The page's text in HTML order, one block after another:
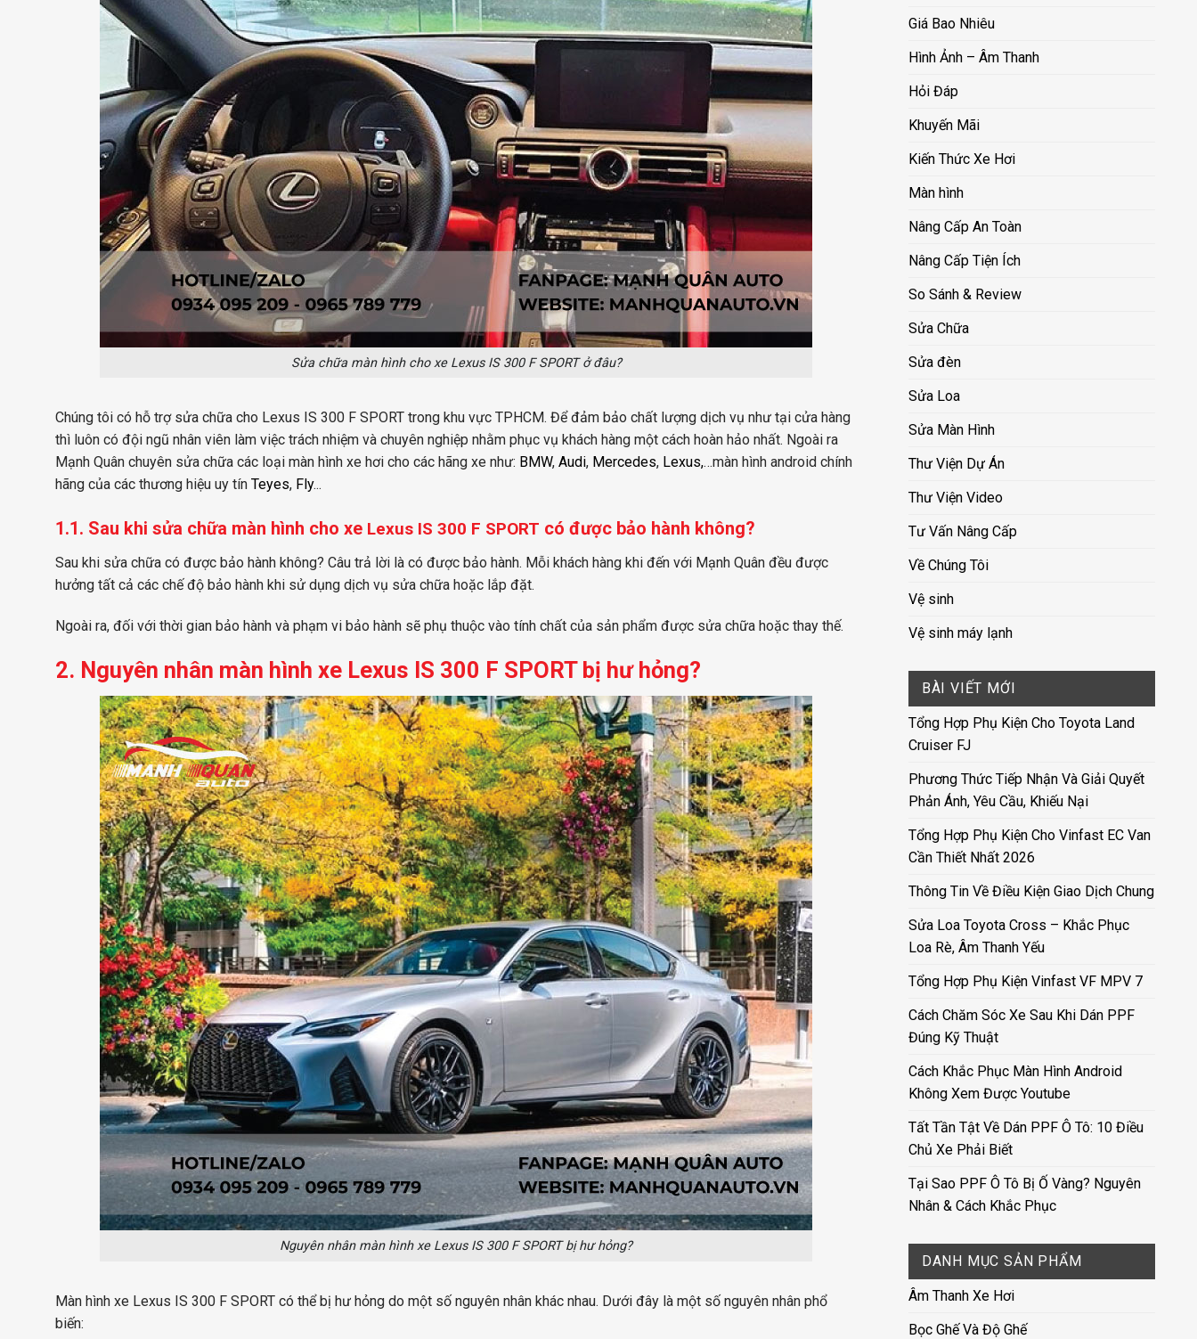
Sửa chữa màn hình cho xe Lexus IS 300 F SPORT ở đâu?
Chúng tôi có hỗ trợ sửa chữa cho Lexus IS 300 F SPORT trong khu vực TPHCM. Để đảm bảo chất lượng dịch vụ như tại cửa hàng
thì luôn có đội ngũ nhân viên làm việc trách nhiệm và chuyên nghiệp nhằm phục vụ khách hàng một cách hoàn hảo nhất. Ngoài ra
Mạnh Quân chuyên sửa chữa các loại màn hình xe hơi cho các hãng xe như: BMW, Audi, Mercedes, Lexus,…màn hình android chính
hãng của các thương hiệu uy tín Teyes, Fly...
1.1. Sau khi sửa chữa màn hình cho xe Lexus IS 300 F SPORT có được bảo hành không?
Sau khi sửa chữa có được bảo hành không? Câu trả lời là có được bảo hành. Mỗi khách hàng khi đến với Mạnh Quân đều được
hưởng tất cả các chế độ bảo hành khi sử dụng dịch vụ sửa chữa hoặc lắp đặt.
Ngoài ra, đối với thời gian bảo hành và phạm vi bảo hành sẽ phụ thuộc vào tính chất của sản phẩm được sửa chữa hoặc thay thế.
2. Nguyên nhân màn hình xe Lexus IS 300 F SPORT bị hư hỏng?
Nguyên nhân màn hình xe Lexus IS 300 F SPORT bị hư hỏng?
Màn hình xe Lexus IS 300 F SPORT có thể bị hư hỏng do một số nguyên nhân khác nhau. Dưới đây là một số nguyên nhân phổ
biến:
Giá Bao Nhiêu
Hình Ảnh – Âm Thanh
Hỏi Đáp
Khuyến Mãi
Kiến Thức Xe Hơi
Màn hình
Nâng Cấp An Toàn
Nâng Cấp Tiện Ích
So Sánh & Review
Sửa Chữa
Sửa đèn
Sửa Loa
Sửa Màn Hình
Thư Viện Dự Án
Thư Viện Video
Tư Vấn Nâng Cấp
Về Chúng Tôi
Vệ sinh
Vệ sinh máy lạnh
BÀI VIẾT MỚI
Tổng Hợp Phụ Kiện Cho Toyota Land
Cruiser FJ
Phương Thức Tiếp Nhận Và Giải Quyết
Phản Ánh, Yêu Cầu, Khiếu Nại
Tổng Hợp Phụ Kiện Cho Vinfast EC Van
Cần Thiết Nhất 2026
Thông Tin Về Điều Kiện Giao Dịch Chung
Sửa Loa Toyota Cross – Khắc Phục
Loa Rè, Âm Thanh Yếu
Tổng Hợp Phụ Kiện Vinfast VF MPV 7
Cách Chăm Sóc Xe Sau Khi Dán PPF
Đúng Kỹ Thuật
Cách Khắc Phục Màn Hình Android
Không Xem Được Youtube
Tất Tần Tật Về Dán PPF Ô Tô: 10 Điều
Chủ Xe Phải Biết
Tại Sao PPF Ô Tô Bị Ố Vàng? Nguyên
Nhân & Cách Khắc Phục
DANH MỤC SẢN PHẨM
Âm Thanh Xe Hơi
Bọc Ghế Và Độ Ghế